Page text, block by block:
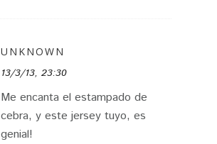
UNKNOWN
13/3/13, 23:30
Me encanta el estampado de
cebra, y este jersey tuyo, es
genial!